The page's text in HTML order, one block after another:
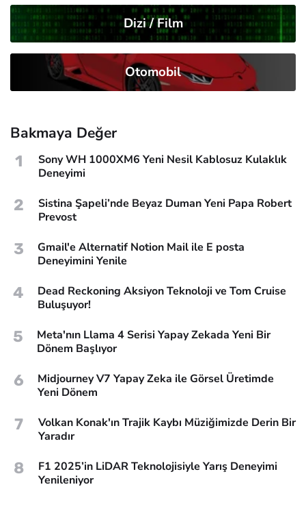
Dizi / Film
Otomobil
Bakmaya Değer
1
Sony WH 1000XM6 Yeni Nesil Kablosuz Kulaklık
Deneyimi
2
Sistina Şapeli’nde Beyaz Duman Yeni Papa Robert
Prevost
3
Gmail'e Alternatif Notion Mail ile E posta
Deneyimini Yenile
4
Dead Reckoning Aksiyon Teknoloji ve Tom Cruise
Buluşuyor!
5
Meta'nın Llama 4 Serisi Yapay Zekada Yeni Bir
Dönem Başlıyor
6
Midjourney V7 Yapay Zeka ile Görsel Üretimde
Yeni Dönem
7
Volkan Konak'ın Trajik Kaybı Müziğimizde Derin Bir
Yaradır
8
F1 2025’in LiDAR Teknolojisiyle Yarış Deneyimi
Yenileniyor